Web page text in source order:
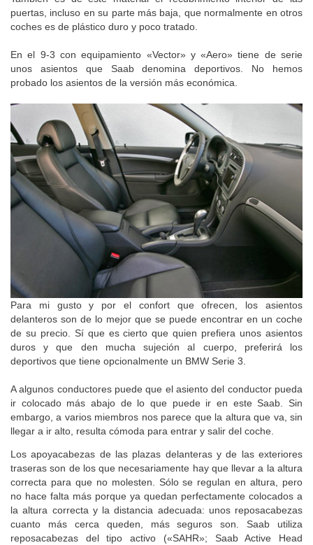
puertas, incluso en su parte más baja, que normalmente en otros
coches es de plástico duro y poco tratado.
En el 9-3 con equipamiento «Vector» y «Aero» tiene de serie
unos asientos que Saab denomina deportivos. No hemos
probado los asientos de la versión más económica.
Para mi gusto y por el confort que ofrecen, los asientos
delanteros son de lo mejor que se puede encontrar en un coche
de su precio. Sí que es cierto que quien prefiera unos asientos
duros y que den mucha sujeción al cuerpo, preferirá los
deportivos que tiene opcionalmente un BMW Serie 3.
A algunos conductores puede que el asiento del conductor pueda
ir colocado más abajo de lo que puede ir en este Saab. Sin
embargo, a varios miembros nos parece que la altura que va, sin
llegar a ir alto, resulta cómoda para entrar y salir del coche.
Los apoyacabezas de las plazas delanteras y de las exteriores
traseras son de los que necesariamente hay que llevar a la altura
correcta para que no molesten. Sólo se regulan en altura, pero
no hace falta más porque ya quedan perfectamente colocados a
la altura correcta y la distancia adecuada: unos reposacabezas
cuanto más cerca queden, más seguros son. Saab utiliza
reposacabezas del tipo activo («SAHR»; Saab Active Head